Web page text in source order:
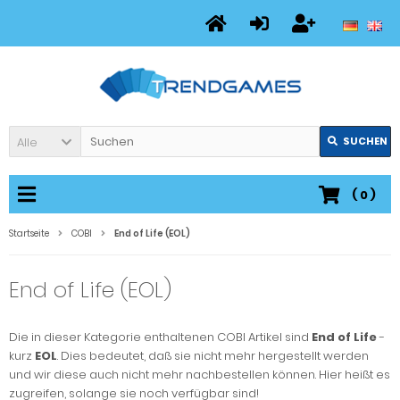
Alle SUCHEN
( 0)
Startseite COBI End of Life (EOL)
End of Life (EOL)
Die in dieser Kategorie enthaltenen COBI Artikel sind End of Life-
kurz EOL. Dies bedeutet, daß sie nicht mehr hergestellt werden
und wir diese auch nicht mehr nachbestellen können. Hier heißt es
zugreifen, solange sie noch verfügbar sind!